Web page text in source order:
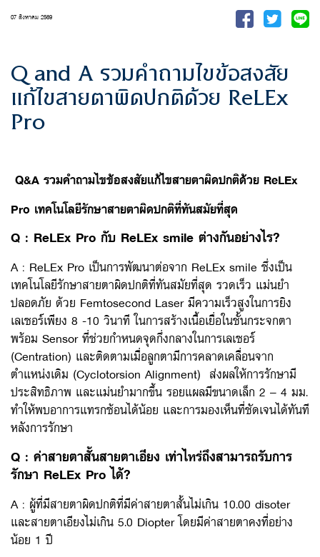
07 สิงหาคม 2569
Q and A รวมคำถามไขข้อสงสัย
แก้ไขสายตาผิดปกติด้วย ReLEx
Pro
Q&A รวมคำถามไขข้อสงสัยแก้ไขสายตาผิดปกติด้วย ReLEx
Pro เทคโนโลยีรักษาสายตาผิดปกติที่ทันสมัยที่สุด
Q : ReLEx Pro กับ ReLEx smile ต่างกันอย่างไร?
A : ReLEx Pro เป็นการพัฒนาต่อจาก ReLEx smile ซึ่งเป็น
เทคโนโลยีรักษาสายตาผิดปกติที่ทันสมัยที่สุด รวดเร็ว แม่นยำ
ปลอดภัย ด้วย Femtosecond Laser มีความเร็วสูงในการยิง
เลเซอร์เพียง 8 -10 วินาที ในการสร้างเนื้อเยื่อในชั้นกระจกตา
พร้อม Sensor ที่ช่วยกำหนดจุดกึ่งกลางในการเลเซอร์
(Centration) และติดตามเมื่อลูกตามีการคลาดเคลื่อนจาก
ตำแหน่งเดิม (Cyclotorsion Alignment) ส่งผลให้การรักษามี
ประสิทธิภาพ และแม่นยำมากขึ้น รอยแผลมีขนาดเล็ก 2 – 4 มม.
ทำให้พบอาการแทรกซ้อนได้น้อย และการมองเห็นที่ชัดเจนได้ทันที
หลังการรักษา
Q : ค่าสายตาสั้นสายตาเอียง เท่าไหร่ถึงสามารถรับการ
รักษา ReLEx Pro ได้?
A : ผู้ที่มีสายตาผิดปกติที่มีค่าสายตาสั้นไม่เกิน 10.00 disoter
และสายตาเอียงไม่เกิน 5.0 Diopter โดยมีค่าสายตาคงที่อย่าง
น้อย 1 ปี